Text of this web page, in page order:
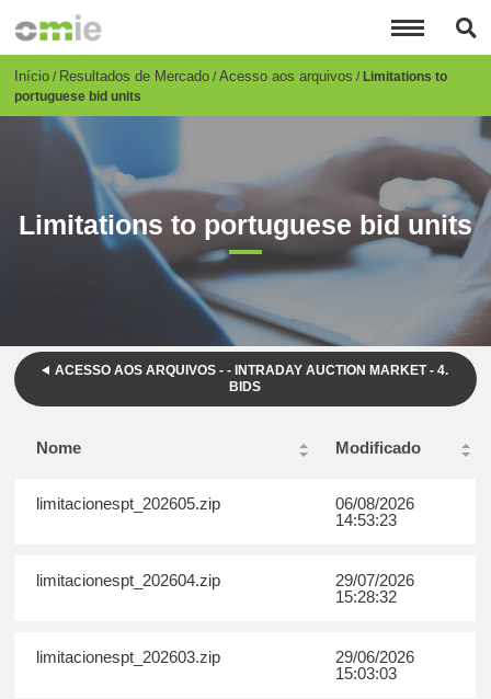
para
conteúdo
principal
Breadcrumb
Início Resultados de Mercado Acesso aos arquivos Limitations to
portuguese bid units
Limitations to portuguese bid units
ACESSO AOS ARQUIVOS - - INTRADAY AUCTION MARKET - 4.
BIDS
Nome Modificado
limitacionespt_202605.zip
06/08/2026
14:53:23
limitacionespt_202604.zip
29/07/2026
15:28:32
limitacionespt_202603.zip
29/06/2026
15:03:03